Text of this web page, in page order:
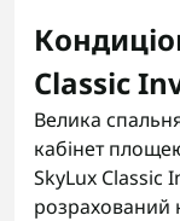
Classic
Велика
кабінет
SkyLux Classic
розрахований